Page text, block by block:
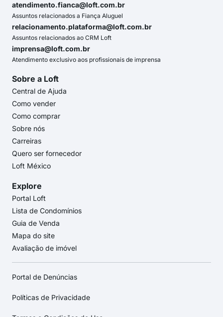
atendimento.fianca@loft.com.br
Assuntos relacionados a Fiança Aluguel
relacionamento.plataforma@loft.com.br
Assuntos relacionados ao CRM Loft
imprensa@loft.com.br
Atendimento exclusivo aos profissionais de imprensa
Sobre a Loft
Central de Ajuda
Como vender
Como comprar
Sobre nós
Carreiras
Quero ser fornecedor
Loft México
Explore
Portal Loft
Lista de Condomínios
Guia de Venda
Mapa do site
Avaliação de imóvel
Portal de Denúncias
Políticas de Privacidade